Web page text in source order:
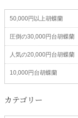
50,000円以上胡蝶蘭
圧倒の30,000円台胡蝶蘭
人気の20,000円台胡蝶蘭
10,000円台胡蝶蘭
カテゴリー